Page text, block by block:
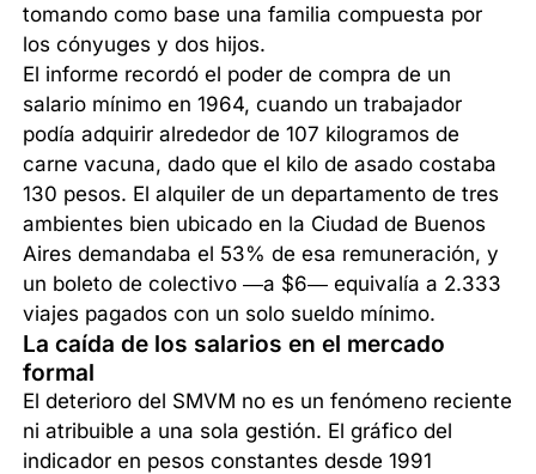
tomando como base una familia compuesta por
los cónyuges y dos hijos.
El informe recordó el poder de compra de un
salario mínimo en 1964, cuando un trabajador
podía adquirir alrededor de 107 kilogramos de
carne vacuna, dado que el kilo de asado costaba
130 pesos. El alquiler de un departamento de tres
ambientes bien ubicado en la Ciudad de Buenos
Aires demandaba el 53% de esa remuneración, y
un boleto de colectivo —a $6— equivalía a 2.333
viajes pagados con un solo sueldo mínimo.
La caída de los salarios en el mercado
formal
El deterioro del SMVM no es un fenómeno reciente
ni atribuible a una sola gestión. El gráfico del
indicador en pesos constantes desde 1991